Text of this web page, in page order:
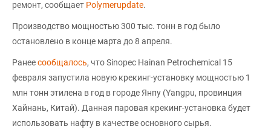
ремонт, сообщает Polymerupdate.
Производство мощностью 300 тыс. тонн в год было
остановлено в конце марта до 8 апреля.
Ранеесообщалось, что Sinopec Hainan Petrochemical 15
февраля запустила новую крекинг-установку мощностью 1
млн тонн этилена в год в городе Янпу (Yangpu, провинция
Хайнань, Китай). Данная паровая крекинг-установка будет
использовать нафту в качестве основного сырья.